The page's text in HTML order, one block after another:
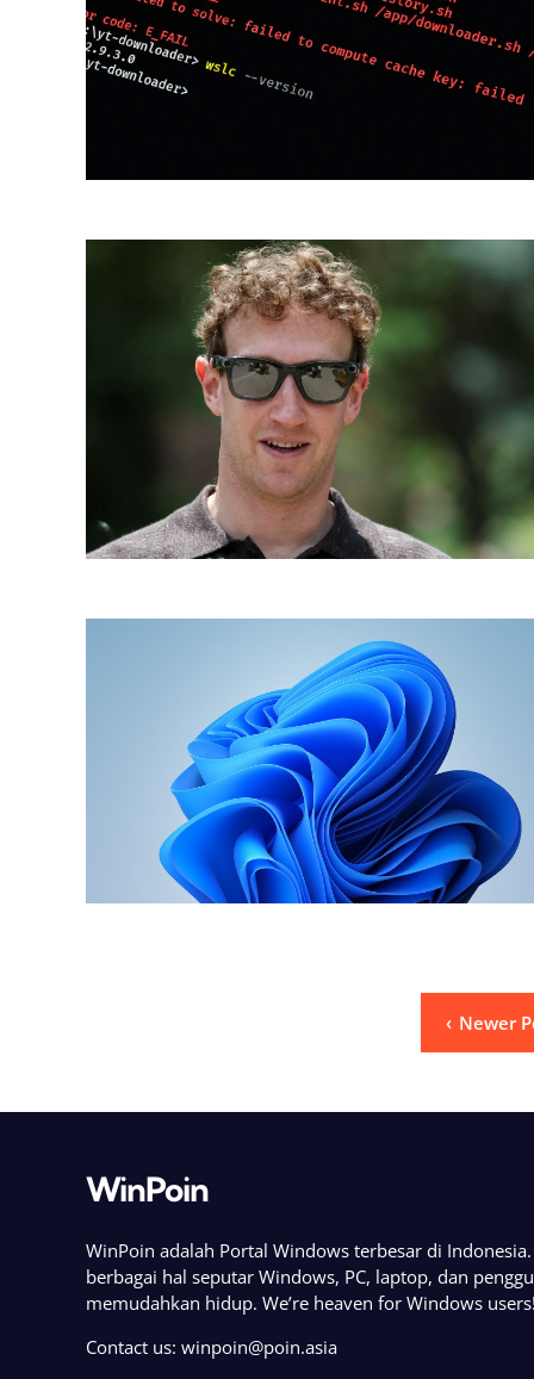
Newer
WinPoin
WinPoin adalah Portal Windows terbesar di
berbagai hal seputar Windows, PC, laptop, dan
memudahkan hidup. We’re heaven for Windows users!
Contact us: winpoin@poin.asia